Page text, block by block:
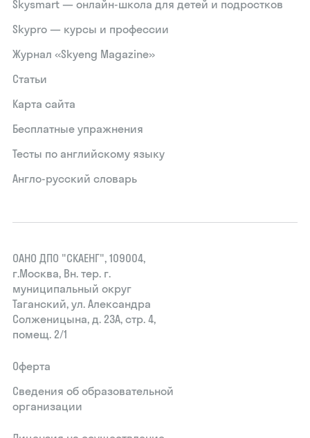
Skysmart — онлайн-школа для детей и подростков
Skypro — курсы и профессии
Журнал «Skyeng Magazine»
Статьи
Карта сайта
Бесплатные упражнения
Тесты по английскому языку
Англо-русский словарь
ОАНО ДПО "СКАЕНГ", 109004,
г.Москва, Вн. тер. г.
муниципальный округ
Таганский, ул. Александра
Солженицына, д. 23А, стр. 4,
помещ. 2/1
Оферта
Сведения об образовательной
организации